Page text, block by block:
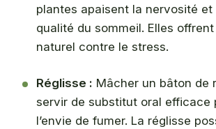
plantes apaisent la nervosité et
qualité du sommeil. Elles
naturel contre le stress.
Réglisse : Mâcher un bâton de
servir de substitut oral efficace
l’envie de fumer. La réglisse